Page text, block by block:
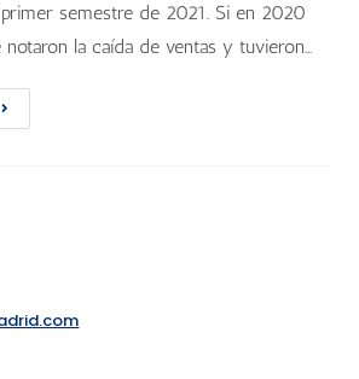
semestre de 2021. Si en 2020
notaron la caída de ventas y tuvieron…